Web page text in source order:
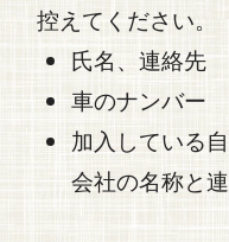
控えてください。
氏名、連絡先
車のナンバー
加入している
会社の名称と